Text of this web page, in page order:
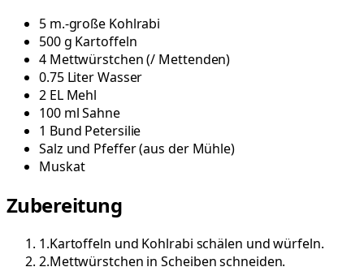
5 m.-große Kohlrabi
500g Kartoffeln
4 Mettwürstchen (/ Mettenden)
0.75 LiterWasser
2 EL Mehl
100 mlSahne
1 Bund Petersilie
Salz und Pfeffer(aus der Mühle)
Muskat
Zubereitung
1.Kartoffeln und Kohlrabi schälen und würfeln.
2.Mettwürstchen in Scheiben schneiden.